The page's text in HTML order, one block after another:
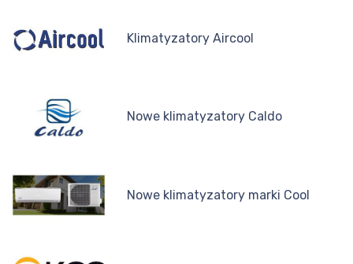
Klimatyzatory Aircool
Nowe klimatyzatory Caldo
Nowe klimatyzatory marki Cool